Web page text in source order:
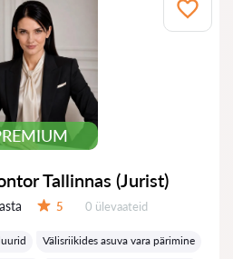
Tallinnas (Jurist)
5 Ülevaateid:
0 ülevaateid
Välisriikides asuva vara pärimine